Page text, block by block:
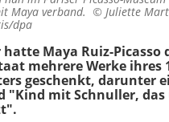
Maya verband. © Juliette
dpa
hatte Maya Ruiz-Picasso
mehrere Werke ihres
geschenkt, darunter
"Kind mit Schnuller,